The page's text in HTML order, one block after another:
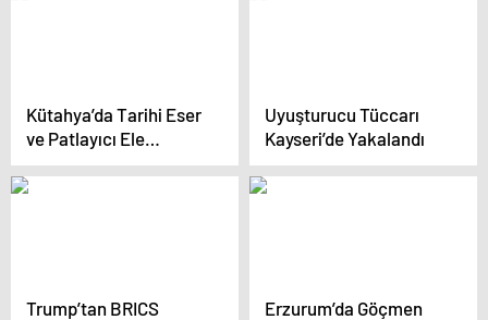
Kütahya’da Tarihi Eser
ve Patlayıcı Ele
Geçirildi
Uyuşturucu Tüccarı
Kayseri’de Yakalandı
Trump’tan BRICS
Erzurum’da Göçmen